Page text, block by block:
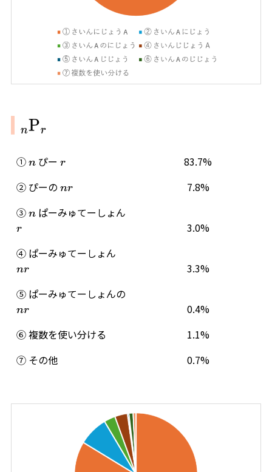
nPr
①nぴー r
83.7%
② ぴーの nr
7.8%
③nぱーみゅてーしょん
r
3.0%
④ ぱーみゅてーしょん
nr
3.3%
⑤ ぱーみゅてーしょんの
nr
0.4%
⑥ 複数を使い分ける
1.1%
⑦ その他
0.7%